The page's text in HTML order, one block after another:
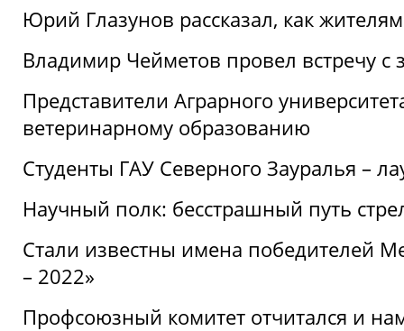
Юрий Глазунов рассказал, как
Владимир Чейметов провел встречу
Представители Аграрного
ветеринарному образованию
Студенты ГАУ Северного Зауралья –
Научный полк: бесстрашный путь
Стали известны имена победителей
– 2022»
Профсоюзный комитет отчитался и